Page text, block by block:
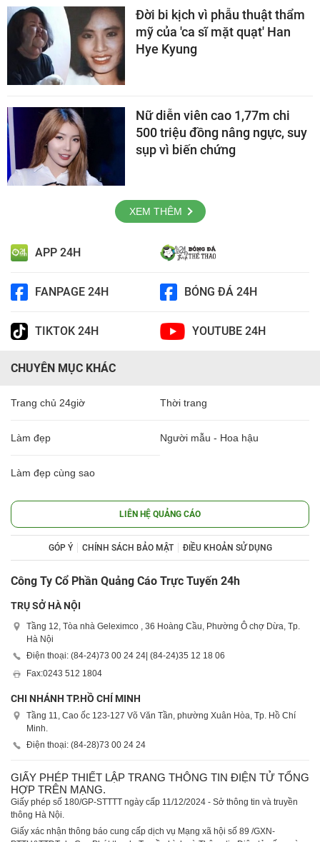
Đời bi kịch vì phẫu thuật thẩm
mỹ của 'ca sĩ mặt quạt' Han
Hye Kyung
Nữ diễn viên cao 1,77m chi
500 triệu đồng nâng ngực, suy
sụp vì biến chứng
XEM THÊM
APP 24H
FANPAGE 24H BÓNG ĐÁ 24H
TIKTOK 24H YOUTUBE 24H
CHUYÊN MỤC KHÁC
Trang chủ 24giờ Thời trang
Làm đẹp Người mẫu - Hoa hậu
Làm đẹp cùng sao
LIÊN HỆ QUẢNG CÁO
GÓP Ý CHÍNH SÁCH BẢO MẬT ĐIỀU KHOẢN SỬ DỤNG
Công Ty Cổ Phần Quảng Cáo Trực Tuyến 24h
TRỤ SỞ HÀ NỘI
Tầng 12, Tòa nhà Geleximco , 36 Hoàng Cầu, Phường Ô chợ Dừa, Tp.
Hà Nội
Điện thoại: (84-24)73 00 24 24| (84-24)35 12 18 06
Fax:0243 512 1804
CHI NHÁNH TP.HỒ CHÍ MINH
Tầng 11, Cao ốc 123-127 Võ Văn Tần, phường Xuân Hòa, Tp. Hồ Chí
Minh.
Điện thoại: (84-28)73 00 24 24
GIẤY PHÉP THIẾT LẬP TRANG THÔNG TIN ĐIỆN TỬ TỔNG
HỢP TRÊN MẠNG.
Giấy phép số 180/GP-STTTT ngày cấp 11/12/2024 - Sở thông tin và truyền
thông Hà Nội.
Giấy xác nhận thông báo cung cấp dịch vụ Mạng xã hội số 89 /GXN-